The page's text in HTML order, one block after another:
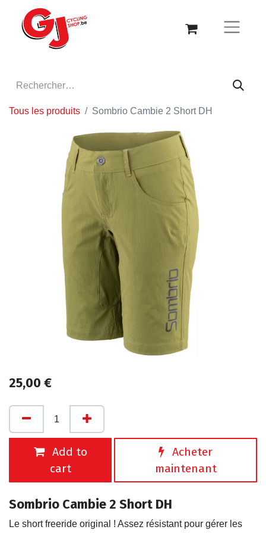
Tous les produits Sombrio Cambie 2 Short DH
25,00 €
Add to
cart
Acheter
maintenant
Sombrio Cambie 2 Short DH
Le short freeride original ! Assez résistant pour gérer les